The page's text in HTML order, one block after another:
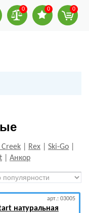
0 0 0
Creek Rex Ski-Go
Анкор
арт.: 03005
натуральная